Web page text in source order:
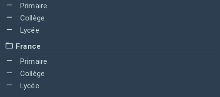
Primaire
Collège
Lycée
France
Primaire
Collège
Lycée